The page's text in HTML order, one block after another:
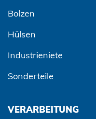
Bolzen
Hülsen
Industrieniete
Sonderteile
VERARBEITUNG